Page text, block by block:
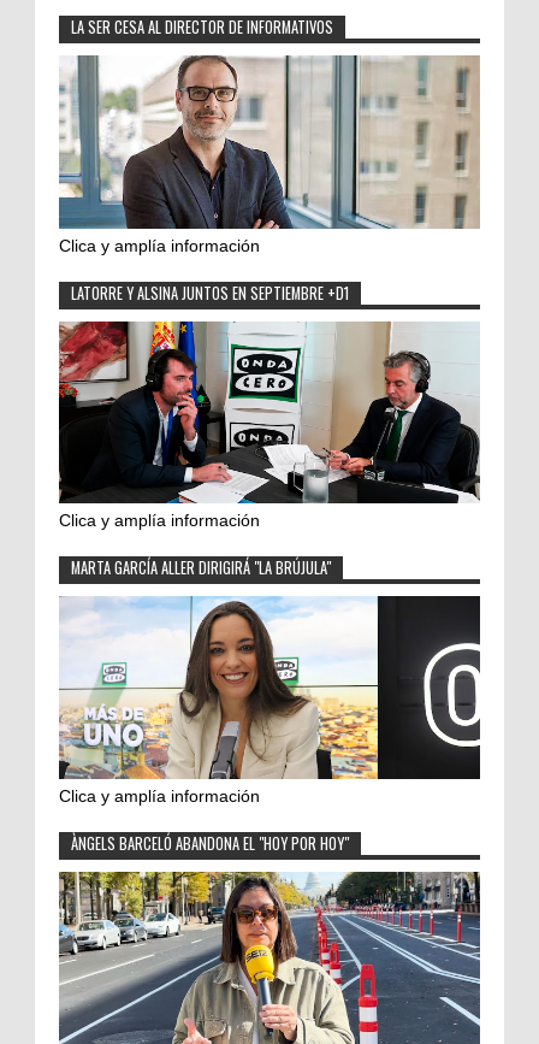
LA SER CESA AL DIRECTOR DE INFORMATIVOS
Clica y amplía información
LATORRE Y ALSINA JUNTOS EN SEPTIEMBRE +D1
Clica y amplía información
MARTA GARCÍA ALLER DIRIGIRÁ "LA BRÚJULA"
Clica y amplía información
ÀNGELS BARCELÓ ABANDONA EL "HOY POR HOY"